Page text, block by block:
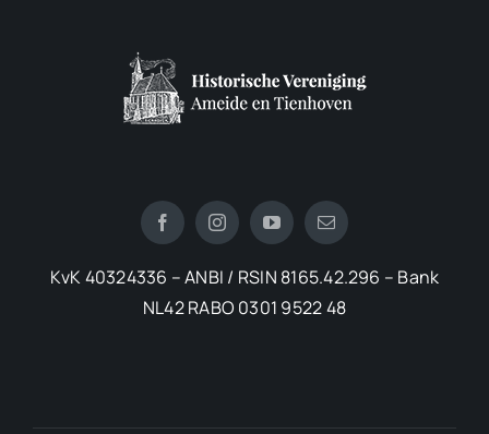
KvK 40324336 – ANBI / RSIN 8165.42.296 – Bank
NL42 RABO 0301 9522 48